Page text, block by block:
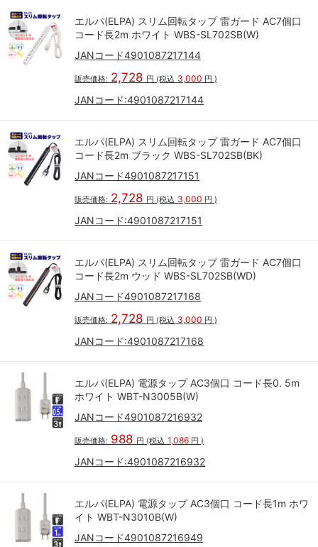
エルパ(ELPA) スリム回転タップ 雷ガード AC7個口
コード長2m ホワイト WBS-SL702SB(W)
JANコード4901087217144
販売価格: 2,728 円 (税込 3,000 円 )
JANコード:4901087217144
エルパ(ELPA) スリム回転タップ 雷ガード AC7個口
コード長2m ブラック WBS-SL702SB(BK)
JANコード4901087217151
販売価格: 2,728 円 (税込 3,000 円 )
JANコード:4901087217151
エルパ(ELPA) スリム回転タップ 雷ガード AC7個口
コード長2m ウッド WBS-SL702SB(WD)
JANコード4901087217168
販売価格: 2,728 円 (税込 3,000 円 )
JANコード:4901087217168
エルパ(ELPA) 電源タップ AC3個口 コード長0. 5m
ホワイト WBT-N3005B(W)
JANコード4901087216932
販売価格: 988 円 (税込 1,086 円 )
JANコード:4901087216932
エルパ(ELPA) 電源タップ AC3個口 コード長1m ホワ
イト WBT-N3010B(W)
JANコード4901087216949